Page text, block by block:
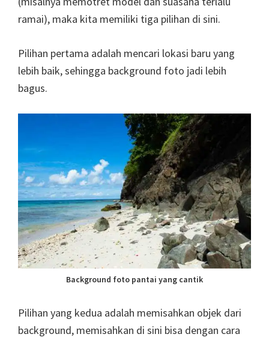
ramai), maka kita memiliki tiga pilihan di sini.
Pilihan pertama adalah mencari lokasi baru yang
lebih baik, sehingga background foto jadi lebih
bagus.
Background foto pantai yang cantik
Pilihan yang kedua adalah memisahkan objek dari
background, memisahkan di sini bisa dengan cara